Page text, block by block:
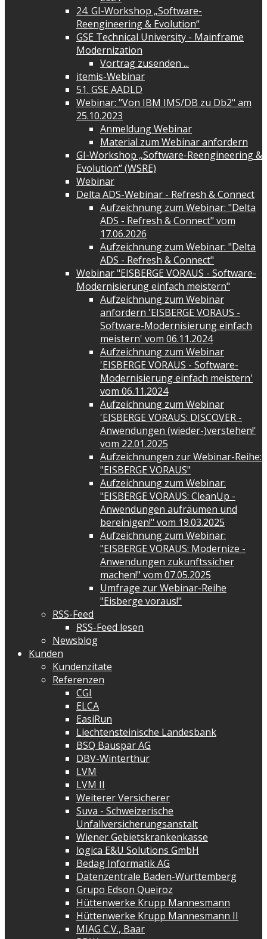
24. GI-Workshop „Software-
Reengineering & Evolution“
GSE Technical University - Mainframe
Modernization
Vortrag zusenden ...
itemis-Webinar
51. GSE AADLD
Webinar: "Von IBM IMS/DB zu Db2" am
25.10.2023
Anmeldung Webinar
Material zum Webinar anfordern
GI-Workshop „Software-Reengineering &
Evolution“ (WSRE)
Webinar
Delta ADS-Webinar - Refresh & Connect
Aufzeichnung zum Webinar: "Delta
ADS - Refresh & Connect" vom
17.06.2026
Aufzeichnung zum Webinar: "Delta
ADS - Refresh & Connect"
Webinar "EISBERGE VORAUS - Software-
Modernisierung einfach meistern"
Aufzeichnung zum Webinar
anfordern 'EISBERGE VORAUS -
Software-Modernisierung einfach
meistern' vom 06.11.2024
Aufzeichnung zum Webinar
'EISBERGE VORAUS - Software-
Modernisierung einfach meistern'
vom 06.11.2024
Aufzeichnung zum Webinar
'EISBERGE VORAUS: DISCOVER -
Anwendungen (wieder-)verstehen!'
vom 22.01.2025
Aufzeichnungen zur Webinar-Reihe:
"EISBERGE VORAUS"
Aufzeichnung zum Webinar:
"EISBERGE VORAUS: CleanUp -
Anwendungen aufräumen und
bereinigen!" vom 19.03.2025
Aufzeichnung zum Webinar:
"EISBERGE VORAUS: Modernize -
Anwendungen zukunftssicher
machen!" vom 07.05.2025
Umfrage zur Webinar-Reihe
"Eisberge voraus!"
RSS-Feed
RSS-Feed lesen
Newsblog
Kunden
Kundenzitate
Referenzen
CGI
ELCA
EasiRun
Liechtensteinische Landesbank
BSQ Bauspar AG
DBV-Winterthur
LVM
LVM II
Weiterer Versicherer
Suva - Schweizerische
Unfallversicherungsanstalt
Wiener Gebietskrankenkasse
logica E&U Solutions GmbH
Bedag Informatik AG
Datenzentrale Baden-Württemberg
Grupo Edson Queiroz
Hüttenwerke Krupp Mannesmann
Hüttenwerke Krupp Mannesmann II
MIAG C.V., Baar